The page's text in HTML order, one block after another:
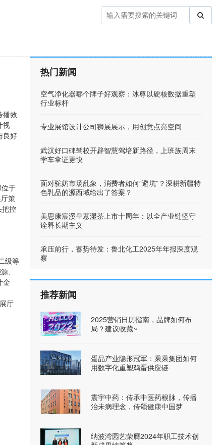
播效
视
良好
于
策
把控
级等
、
金
厅
热门新闻
空气净化器哪个牌子好观察：冰尊以硬核数据重塑
行业标杆
专业展馆设计公司狮展展示，用创意点亮空间
武汉好口碑驾校开辟智慧驾培新路径，上班族周末
学车拿证更快
面对驼奶市场乱象，消费者如何“避坑”？深耕新疆特
色乳品的源西域给出了答案？
美思康宸溪皇薏湿茶上市十周年：以全产业链坚守
诠释长期主义
承压前行，蓄势待发：鲁北化工2025年年报深度观
察
推荐新闻
2025营销日历指南，品牌如何布
局？建议收藏~
蛋品产业隐形冠军：乘乘集团如何
用数字化重塑鸡蛋供应链
震宇中药：传承中医药根脉，传播
治未病理念，传颂健康中国梦
纳波湾园艺荣膺2024年职工技术创